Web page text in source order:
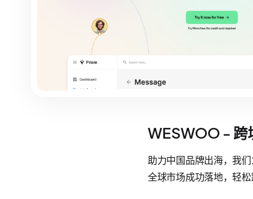
WESWOO - 跨
助力中国品牌出海，我
全球市场成功落地，轻松